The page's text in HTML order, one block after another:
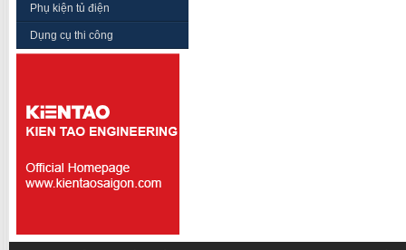
Phụ kiện tủ điện
Dụng cụ thi công